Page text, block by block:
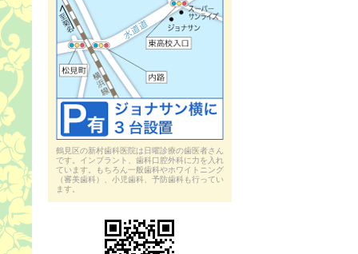
鶴見区の新村歯科医院は日曜診療の歯医者さん
です。インプラント、歯科口腔外科に力を入れ
ています。もちろん一般歯科やホワイトニング
（審美歯科）、小児歯科、予防歯科も行ってい
ます。